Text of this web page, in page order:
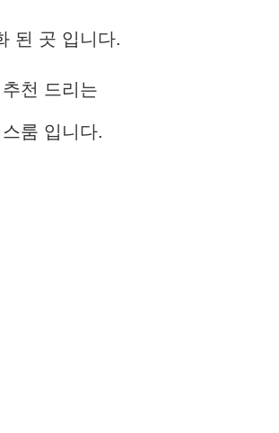
된 곳 입니다.
천 드리는
룸 입니다.